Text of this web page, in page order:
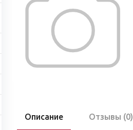
Описание Отзывы (0)